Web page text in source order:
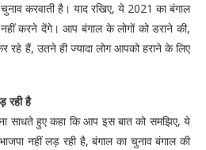
चुनाव करवाती है। याद रखिए, ये 2021 का बंगाल
करने देंगे। आप बंगाल के लोगों को डराने की,
हैं, उतने ही ज्यादा लोग आपको हराने के लिए
रही है
साधते हुए कहा कि आप इस बात को समझिए, ये
नहीं लड़ रही है, बंगाल का चुनाव बंगाल की